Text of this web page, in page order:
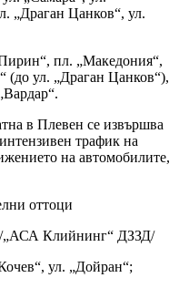
„Драган Цанков“, ул.
пл. „Македония“,
(до ул. „Драган Цанков“),
в Плевен се извършва
трафик на
на автомобилите,
оттоци
/„АСА Клийнинг“ ДЗЗД/
ул. „Дойран“;